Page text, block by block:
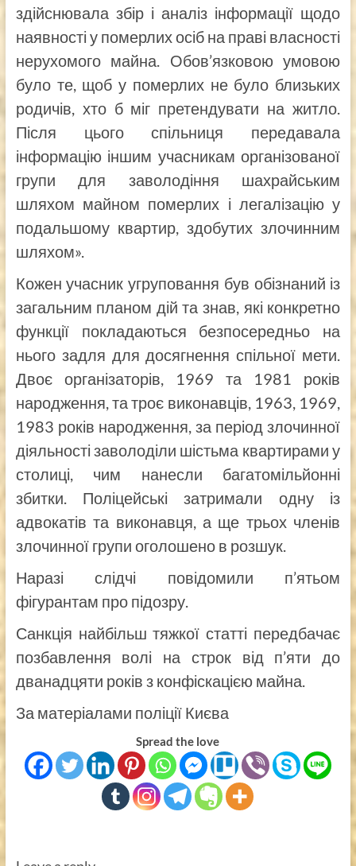
здійснювала збір і аналіз інформації щодо
наявності у померлих осіб на праві власності
нерухомого майна. Обов’язковою умовою
було те, щоб у померлих не було близьких
родичів, хто б міг претендувати на житло.
Після цього спільниця передавала
інформацію іншим учасникам організованої
групи для заволодіння шахрайським
шляхом майном померлих і легалізацію у
подальшому квартир, здобутих злочинним
шляхом».
Кожен учасник угруповання був обізнаний із
загальним планом дій та знав, які конкретно
функції покладаються безпосередньо на
нього задля для досягнення спільної мети.
Двоє організаторів, 1969 та 1981 років
народження, та троє виконавців, 1963, 1969,
1983 років народження, за період злочинної
діяльності заволоділи шістьма квартирами у
столиці, чим нанесли багатомільйонні
збитки. Поліцейські затримали одну із
адвокатів та виконавця, а ще трьох членів
злочинної групи оголошено в розшук.
Наразі слідчі повідомили п’ятьом
фігурантам про підозру.
Санкція найбільш тяжкої статті передбачає
позбавлення волі на строк від п’яти до
дванадцяти років з конфіскацією майна.
За матеріалами поліції Києва
Spread the love